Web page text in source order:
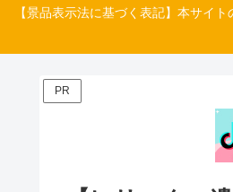
【景品表示法に基づく表記】本サイ
PR